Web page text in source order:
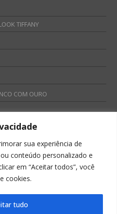
sua experiência de
conteúdo personalizado e
em “Aceitar todos”, você
cookies.
tudo
TIFFANY
COM OURO